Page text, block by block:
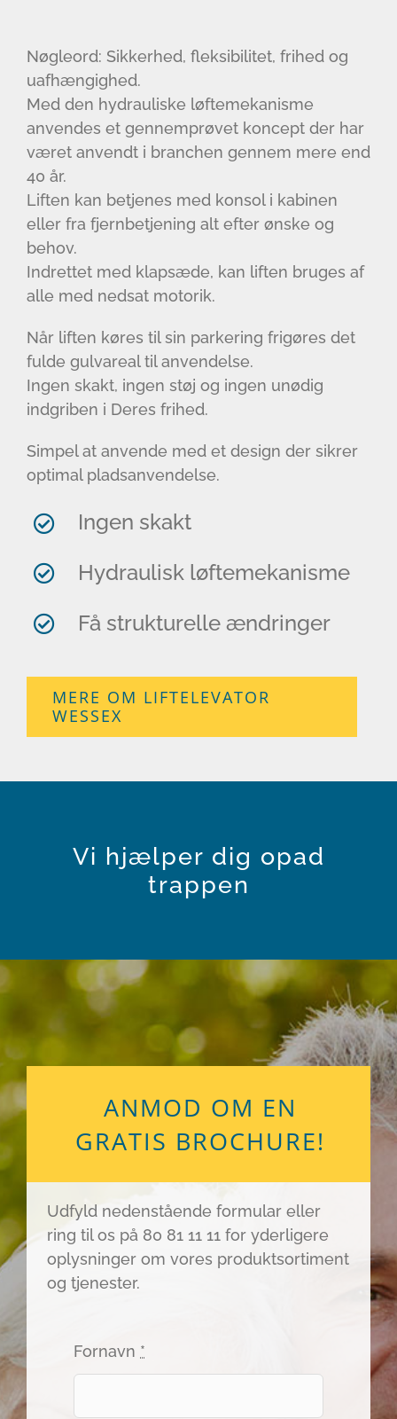
Nøgleord: Sikkerhed, fleksibilitet, frihed og
uafhængighed.
Med den hydrauliske løftemekanisme
anvendes et gennemprøvet koncept der har
været anvendt i branchen gennem mere end
40 år.
Liften kan betjenes med konsol i kabinen
eller fra fjernbetjening alt efter ønske og
behov.
Indrettet med klapsæde, kan liften bruges af
alle med nedsat motorik.
Når liften køres til sin parkering frigøres det
fulde gulvareal til anvendelse.
Ingen skakt, ingen støj og ingen unødig
indgriben i Deres frihed.
Simpel at anvende med et design der sikrer
optimal pladsanvendelse.
Ingen skakt
Hydraulisk løftemekanisme
Få strukturelle ændringer
MERE OM LIFTELEVATOR
WESSEX
Vi hjælper dig opad
trappen
ANMOD OM EN
GRATIS BROCHURE!
Udfyld nedenstående formular eller
ring til os på 80 81 11 11 for yderligere
oplysninger om vores produktsortiment
og tjenester.
Fornavn *